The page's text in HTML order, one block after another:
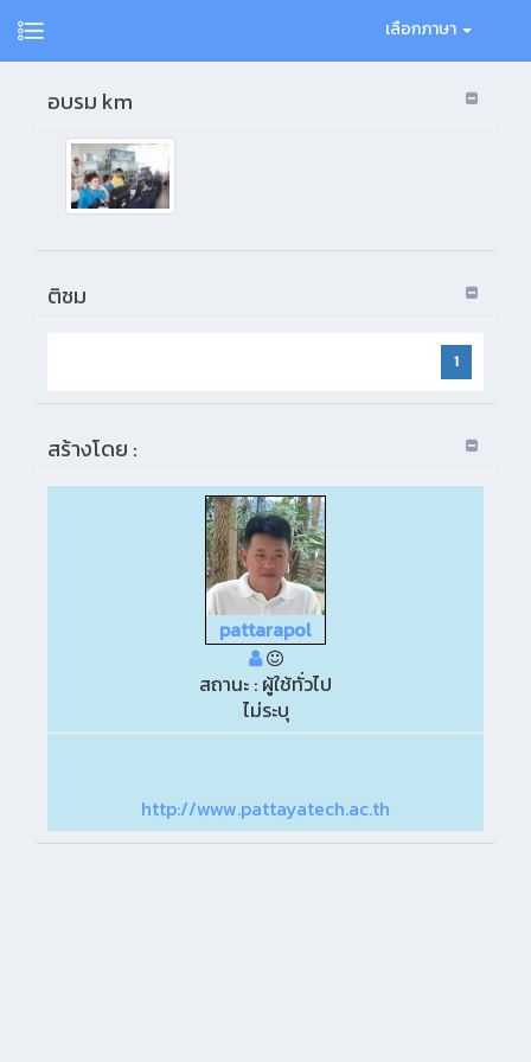
เลือกภาษา
อบรม km
ติชม
1
สร้างโดย :
pattarapol
สถานะ : ผู้ใช้ทั่วไป
ไม่ระบุ
http://www.pattayatech.ac.th